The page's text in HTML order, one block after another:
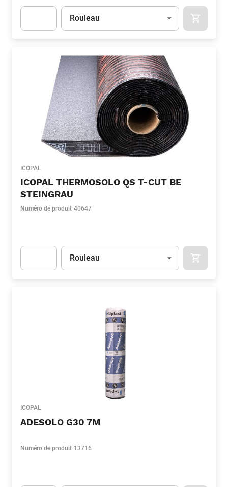
Unité
Rouleau
ICOPAL
ICOPAL THERMOSOLO QS T-CUT BE
STEINGRAU
Numéro de produit 40647
Unité
Rouleau
ICOPAL
ADESOLO G30 7M
Numéro de produit 13716